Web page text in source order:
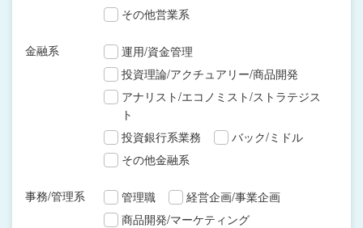
その他営業系
金融系
運用/資金管理
投資理論/アクチュアリー/商品開発
アナリスト/エコノミスト/ストラテジス
ト
投資銀行系業務
バック/ミドル
その他金融系
事務/管理系 管理職
経営企画/事業企画
商品開発/マーケティング